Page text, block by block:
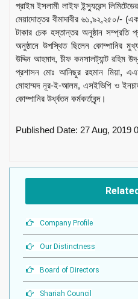
প্রাইম ইসলামী লাইফ ইন্স্যুরেন্স
মেয়াদোত্তর বীমাদাবীর ৬১,৯২,২৫০/-
টাকার চেক হস্তান্তর অনুষ্ঠান সম্প্রতি
অনুষ্ঠানে উপস্থিত ছিলেন কোম্পানির মুখ্য
উদ্দিন আহমাদ, চীফ কনসালট্যান্ট রহিম
প্রশাসন মোঃ আনিছুর রহমান মিয়া,
মোহাম্মদ নূর-ই-আলম, এসইভিপি ও
কোম্পানির উর্ধ্বতন কর্মকর্তাবৃন্দ।
Published Date: 27 Aug, 2019
Company Profile
Our Distinctness
Board of Directors
Shariah Council